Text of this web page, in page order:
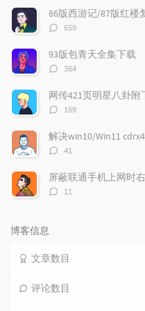
文
章
评
数：
659
93版包青天全集下载
评
数：
384
网传421页明星八卦附
评
数：
169
解决win10/Win11
评
数：
41
屏蔽联通手机上网时
评
11
博客信息
文章数目
评论数目